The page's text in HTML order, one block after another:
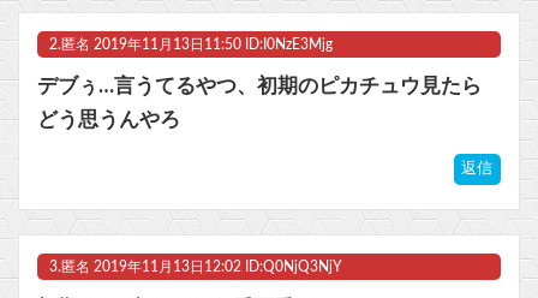
ビットコイン再び1600万円へ。ドル円は147円に
2. 匿名 2019年11月13日11:50 ID:I0NzE3Mjg
デブぅ…言うてるやつ、初期のピカチュウ見たら
どう思うんやろ
返信
3. 匿名 2019年11月13日12:02 ID:Q0NjQ3NjY